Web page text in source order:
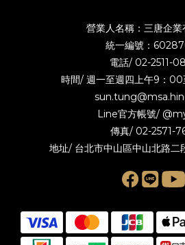
營業人名稱：三唐企業
統一編號：
電話/ 02-2511-
時間/ 週一至週四上午9：
Line官方帳號/
傳真/ 02-2571-
地址/ 台北市中山區中山北路二